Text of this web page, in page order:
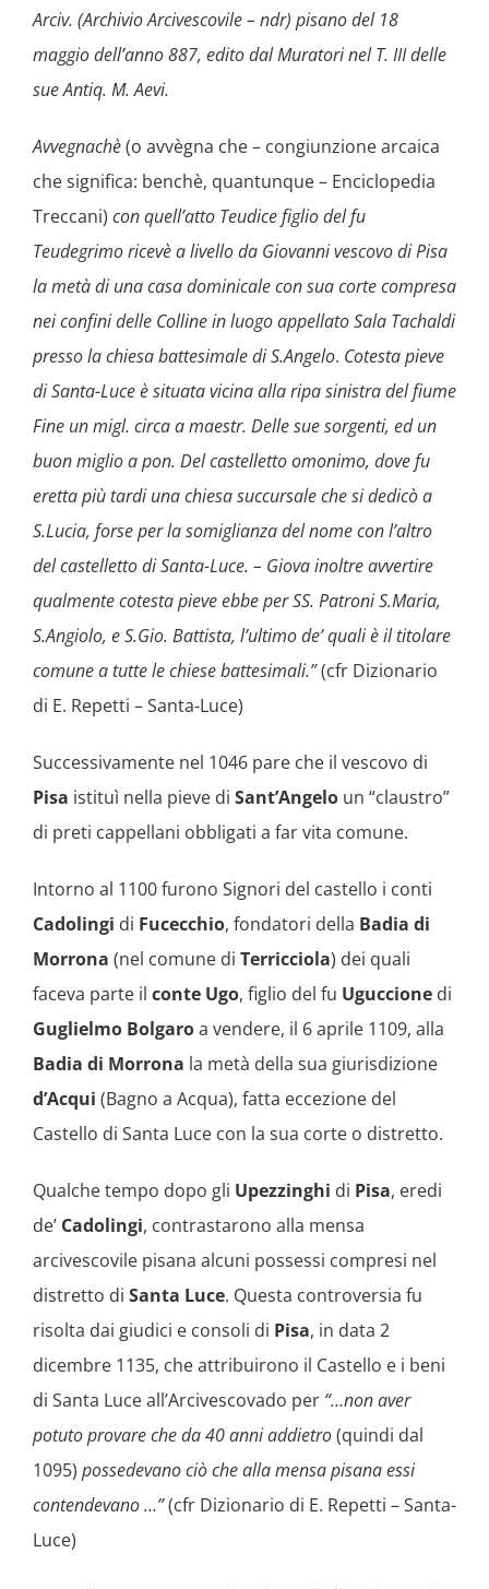
Arciv. (Archivio Arcivescovile – ndr) pisano del 18
maggio dell’anno 887, edito dal Muratori nel T. III delle
sue Antiq. M. Aevi.
Avvegnachè(o avvègna che – congiunzione arcaica
che significa: benchè, quantunque – Enciclopedia
Treccani) con quell’atto Teudice figlio del fu
Teudegrimo ricevè a livello da Giovanni vescovo di Pisa
la metà di una casa dominicale con sua corte compresa
nei confini delle Colline in luogo appellato Sala Tachaldi
presso la chiesa battesimale di S.Angelo. Cotesta pieve
di Santa-Luce è situata vicina alla ripa sinistra del fiume
Fine un migl. circa a maestr. Delle sue sorgenti, ed un
buon miglio a pon. Del castelletto omonimo, dove fu
eretta più tardi una chiesa succursale che si dedicò a
S.Lucia, forse per la somiglianza del nome con l’altro
del castelletto di Santa-Luce. – Giova inoltre avvertire
qualmente cotesta pieve ebbe per SS. Patroni S.Maria,
S.Angiolo, e S.Gio. Battista, l’ultimo de’ quali è il titolare
comune a tutte le chiese battesimali.”(cfr Dizionario
di E. Repetti – Santa-Luce)
Successivamente nel 1046 pare che il vescovo di
Pisa istituì nella pieve di Sant’Angelo un “claustro”
di preti cappellani obbligati a far vita comune.
Intorno al 1100 furono Signori del castello i conti
Cadolingi di Fucecchio, fondatori della Badia di
Morrona (nel comune di Terricciola) dei quali
faceva parte il conte Ugo, figlio del fu Uguccione di
Guglielmo Bolgaroa vendere, il 6 aprile 1109, alla
Badia di Morrona la metà della sua giurisdizione
d’Acqui (Bagno a Acqua), fatta eccezione del
Castello di Santa Luce con la sua corte o distretto.
Qualche tempo dopo gli Upezzinghi di Pisa, eredi
de’ Cadolingi, contrastarono alla mensa
arcivescovile pisana alcuni possessi compresi nel
distretto di Santa Luce. Questa controversia fu
risolta dai giudici e consoli di Pisa, in data 2
dicembre 1135, che attribuirono il Castello e i beni
di Santa Luce all’Arcivescovado per “…non aver
potuto provare che da 40 anni addietro(quindi dal
1095) possedevano ciò che alla mensa pisana essi
contendevano …”(cfr Dizionario di E. Repetti – Santa-
Luce)